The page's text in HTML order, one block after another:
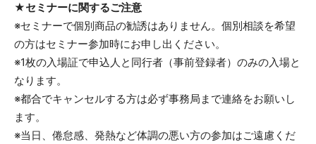
★セミナーに関するご注意
※セミナーで個別商品の勧誘はありません。個別相談を希望
の方はセミナー参加時にお申し出ください。
※1枚の入場証で申込人と同行者（事前登録者）のみの入場と
なります。
※都合でキャンセルする方は必ず事務局まで連絡をお願いし
ます。
※当日、倦怠感、発熱など体調の悪い方の参加はご遠慮くだ